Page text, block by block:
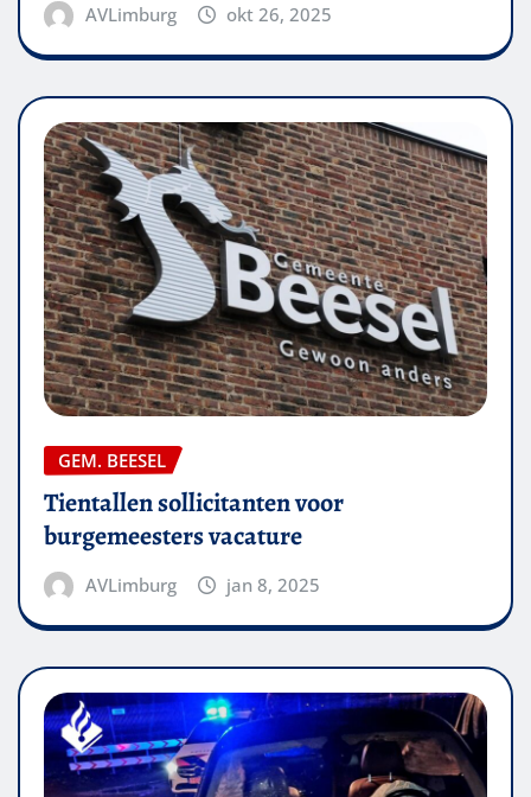
AVLimburg okt 26, 2025
GEM. BEESEL
Tientallen sollicitanten voor
burgemeesters vacature
AVLimburg jan 8, 2025